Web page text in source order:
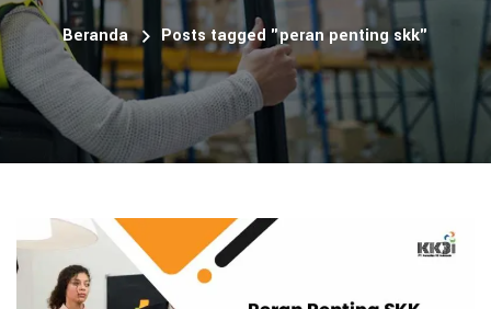
Beranda Posts tagged "peran penting skk"